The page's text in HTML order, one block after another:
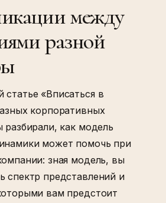
между
разной
«Вписаться в
корпоративных
разбирали, как модель
может помочь при
зная модель, вы
спектр представлений и
вам предстоит